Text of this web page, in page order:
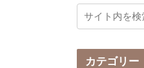
カテゴリー